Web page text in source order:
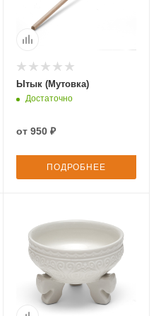
Ытык (Мутовка)
Достаточно
от 950 ₽
ПОДРОБНЕЕ